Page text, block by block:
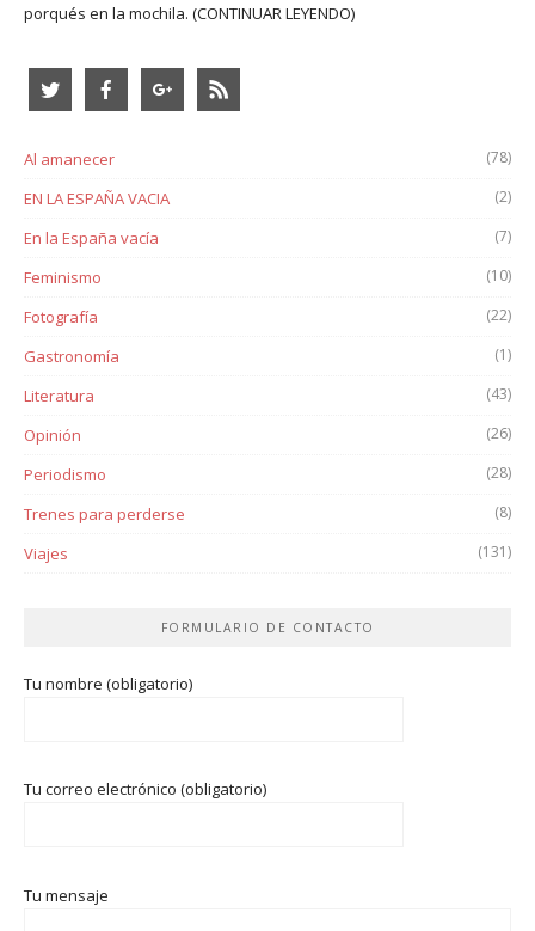
porqués en la mochila. (CONTINUAR LEYENDO)
Al amanecer (78)
EN LA ESPAÑA VACIA (2)
En la España vacía (7)
Feminismo (10)
Fotografía (22)
Gastronomía (1)
Literatura (43)
Opinión (26)
Periodismo (28)
Trenes para perderse (8)
Viajes (131)
FORMULARIO DE CONTACTO
Tu nombre (obligatorio)
Tu correo electrónico (obligatorio)
Tu mensaje